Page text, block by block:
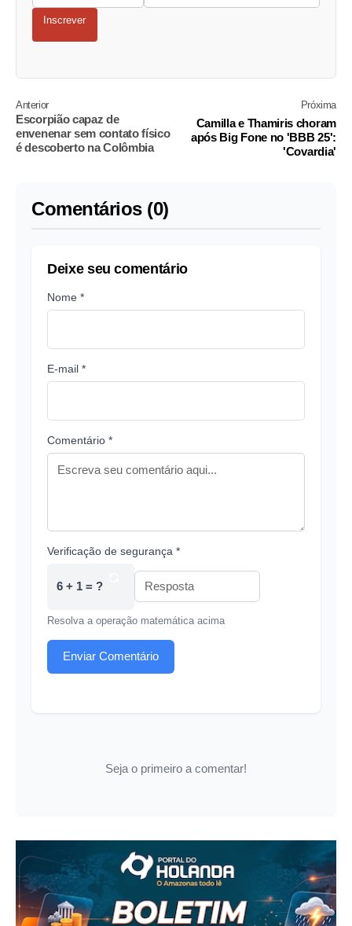
Inscrever
Anterior
Escorpião capaz de
envenenar sem contato físico
é descoberto na Colômbia
Próxima
Camilla e Thamiris choram
após Big Fone no 'BBB 25':
'Covardia'
Comentários (0)
Deixe seu comentário
Nome *
E-mail *
Comentário *
Verificação de segurança *
6 + 1 = ?
Resolva a operação matemática acima
Enviar Comentário
Seja o primeiro a comentar!